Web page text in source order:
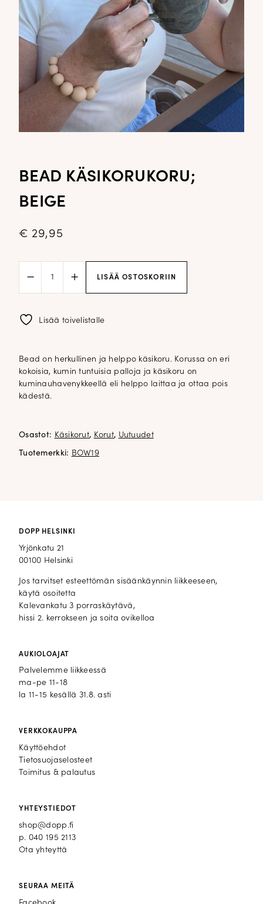
BEAD KÄSIKORUKORU;
BEIGE
€ 29,95
käsikorukoru;
beige
LISÄÄ OSTOSKORIIN
Lisää toivelistalle
Bead on herkullinen ja helppo käsikoru. Korussa on eri
kokoisia, kumin tuntuisia palloja ja käsikoru on
kuminauhavenykkeellä eli helppo laittaa ja ottaa pois
kädestä.
Osastot: Käsikorut, Korut, Uutuudet
Tuotemerkki: BOW19
DOPP HELSINKI
Yrjönkatu 21
00100 Helsinki
Jos tarvitset esteettömän sisäänkäynnin liikkeeseen,
käytä osoitetta
Kalevankatu 3 porraskäytävä,
hissi 2. kerrokseen ja soita ovikelloa
AUKIOLOAJAT
Palvelemme liikkeessä
ma-pe 11-18
la 11-15 kesällä 31.8. asti
VERKKOKAUPPA
Käyttöehdot
Tietosuojaselosteet
Toimitus & palautus
YHTEYSTIEDOT
shop@dopp.fi
p. 040 195 2113
Ota yhteyttä
SEURAA MEITÄ